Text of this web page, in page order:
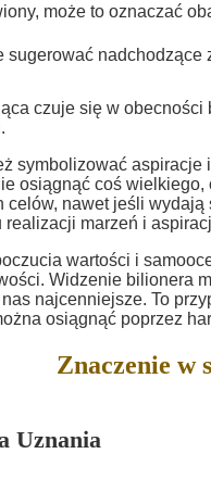
może to oznaczać
czuje się w
symbolizować aspiracje
osiągnąć coś
nawet jeśli
realizacji marzeń i
wartości i
Widzenie bilionera
najcenniejsze. To
osiągnąć poprzez
Znaczenie w
Uznania